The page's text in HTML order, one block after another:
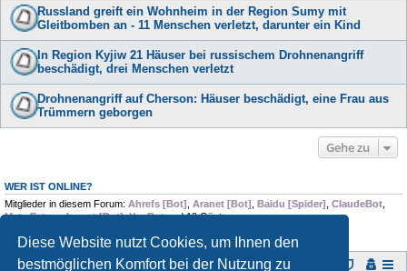
Diese Website nutzt Cookies, um Ihnen den
bestmöglichen Komfort bei der Nutzung zu
Russland greift ein Wohnheim in der Region Sumy mit
Gleitbomben an - 11 Menschen verletzt, darunter ein Kind
In Region Kyjiw 21 Häuser bei russischem Drohnenangriff
beschädigt, drei Menschen verletzt
Drohnenangriff auf Cherson: Häuser beschädigt, eine Frau aus
Trümmern geborgen
Gehe zu
WER IST ONLINE?
Mitglieder in diesem Forum: Ahrefs [Bot] Aranet [Bot] Baidu [Spider] ClaudeBot
Meta Externalagent [Bot],YouBotund 10 Gäste
Foren-Übersicht